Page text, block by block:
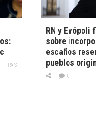
PAÍS
RN y Evópoli
sobre
escaños
pueblos
0